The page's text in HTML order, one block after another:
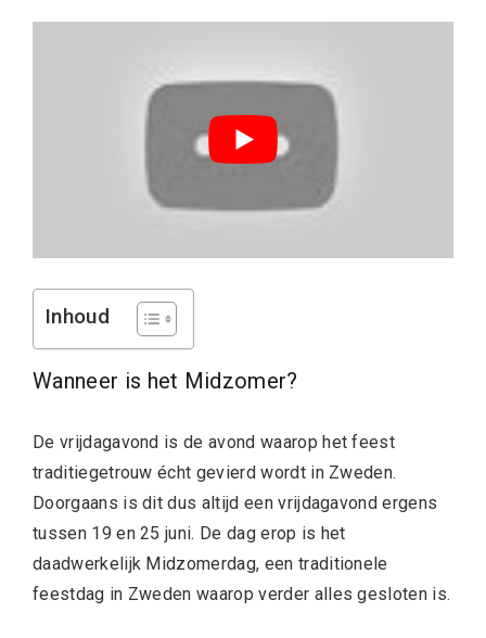
Inhoud
Wanneer is het Midzomer?
De vrijdagavond is de avond waarop het feest
traditiegetrouw écht gevierd wordt in Zweden.
Doorgaans is dit dus altijd een vrijdagavond ergens
tussen 19 en 25 juni. De dag erop is het
daadwerkelijk Midzomerdag, een traditionele
feestdag in Zweden waarop verder alles gesloten is.